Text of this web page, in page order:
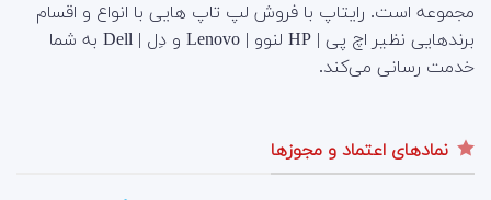
مجموعه است. رایتاپ با فروش لپ تاپ هایی با انواع و اقسام
برندهایی نظیر اچ پی | HP لنوو | Lenovo و دِل | Dell به شما
خدمت رسانی می‌کند.
نمادهای اعتماد و مجوزها